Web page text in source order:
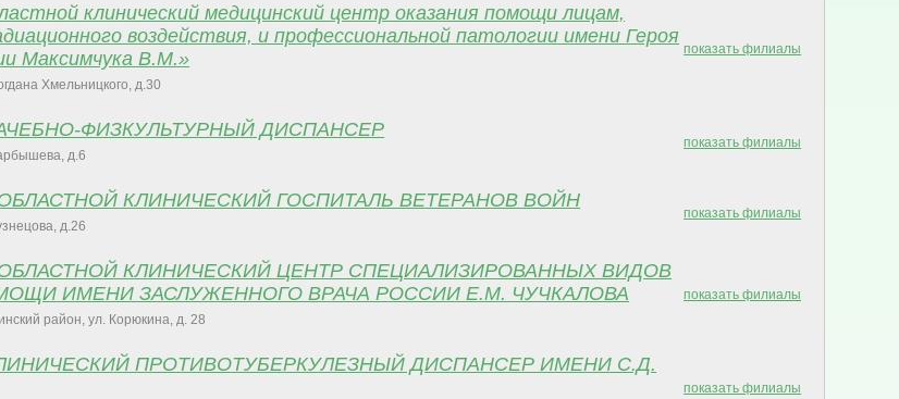
клинический медицинский центр оказания помощи лицам,
воздействия, и профессиональной патологии имени Героя
Максимчука В.М.»
Хмельницкого, д.30
показать филиалы
ФИЗКУЛЬТУРНЫЙ ДИСПАНСЕР
д.6
показать филиалы
КЛИНИЧЕСКИЙ ГОСПИТАЛЬ ВЕТЕРАНОВ ВОЙН
д.26
показать филиалы
КЛИНИЧЕСКИЙ ЦЕНТР СПЕЦИАЛИЗИРОВАННЫХ ВИДОВ
ИМЕНИ ЗАСЛУЖЕННОГО ВРАЧА РОССИИ Е.М. ЧУЧКАЛОВА
район, ул. Корюкина, д. 28
показать филиалы
ПРОТИВОТУБЕРКУЛЕЗНЫЙ ДИСПАНСЕР ИМЕНИ С.Д.
показать филиалы